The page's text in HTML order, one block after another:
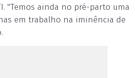
"Temos ainda no pré-parto uma
em trabalho na iminência de